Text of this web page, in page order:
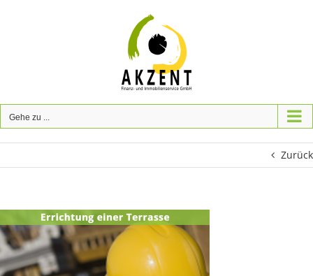
Gehe zu ...
Zurück